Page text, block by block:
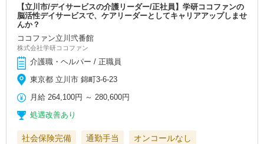
【立川市/デイサービスの介護リーダー/正社員】学研ココファンの
脳活性デイサービスで、ケアリーダーとしてキャリアアップしませ
んか？
ココファン立川弐番館
株式会社学研ココファン
介護職・ヘルパー / 正職員
東京都 立川市 錦町3-6-23
月給 264,100円 ～280,600円
処遇改善あり
社会保険完備 通勤手当 オンコールなし